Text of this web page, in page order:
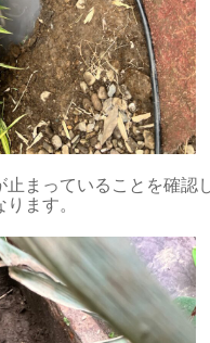
止まっていることを確認
ます。